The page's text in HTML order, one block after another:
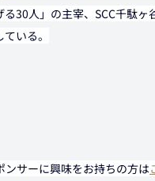
30人」の主宰、SCC千駄
いる。
ンサーに興味をお持ちの方は